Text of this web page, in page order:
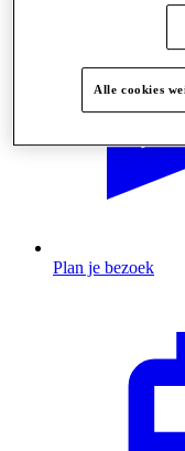
Plan je bezoek
Alle cookies